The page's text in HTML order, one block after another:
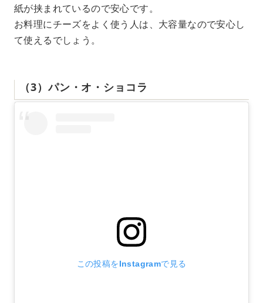
紙が挟まれているので安心です。
お料理にチーズをよく使う人は、大容量なので安心し
て使えるでしょう。
（3）パン・オ・ショコラ
この投稿をInstagramで見る